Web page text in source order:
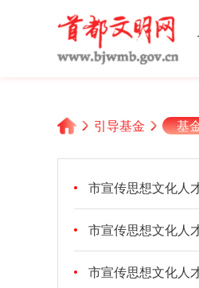
引导基金 基
市宣传思想文化人
市宣传思想文化人
市宣传思想文化人